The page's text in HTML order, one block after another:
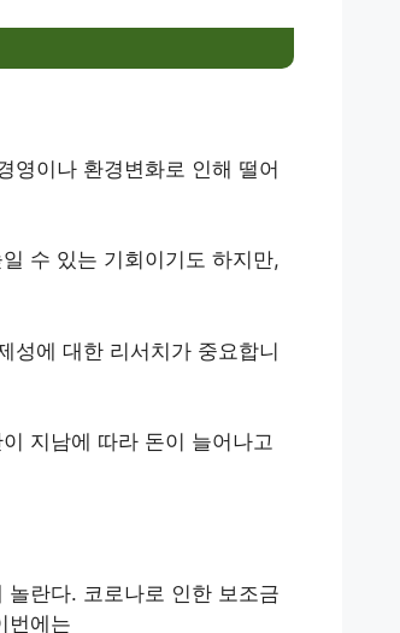
영이나 환경변화로 인해 떨어
수 있는 기회이기도 하지만,
성에 대한 리서치가 중요합니
지남에 따라 돈이 늘어나고
란다. 코로나로 인한 보조금
번에는